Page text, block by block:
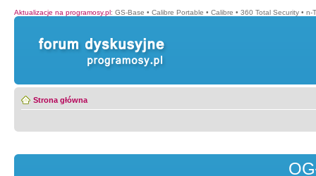
Aktualizacje na programosy.pl: GS-Base • Calibre Portable • Calibre • 360 Total Security • n-
Strona główna